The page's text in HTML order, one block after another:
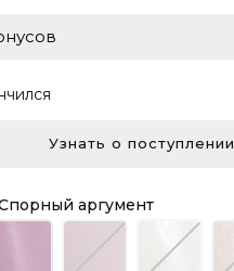
Узнать о поступлении
аргумент